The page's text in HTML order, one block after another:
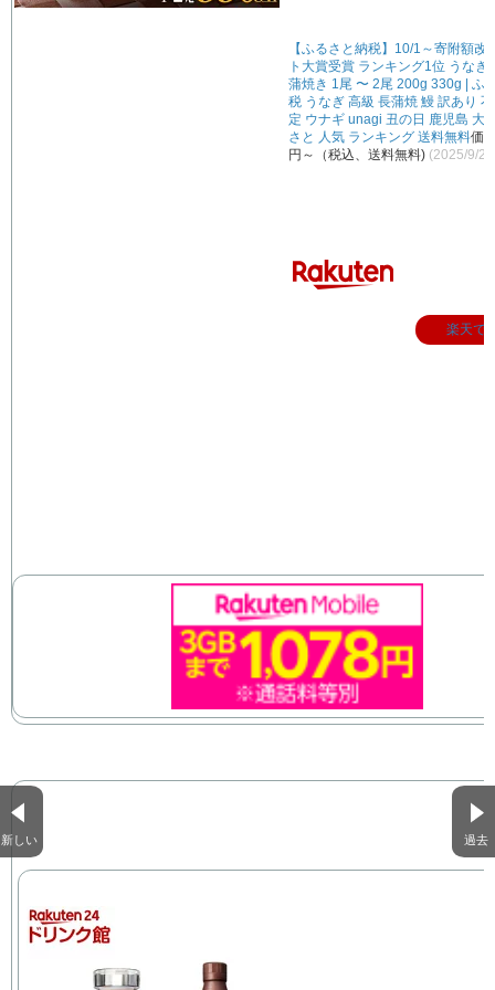
【ふるさと納税】10/1～寄附額改
ト大賞受賞 ランキング1位 うなぎ
蒲焼き 1尾 〜 2尾 200g 330g | ふ
税 うなぎ 高級 長蒲焼 鰻 訳あり
定 ウナギ unagi 丑の日 鹿児島 大
さと 人気 ランキング 送料無料価
円～（税込、送料無料) (2025/9/
楽天で
新しい 過去